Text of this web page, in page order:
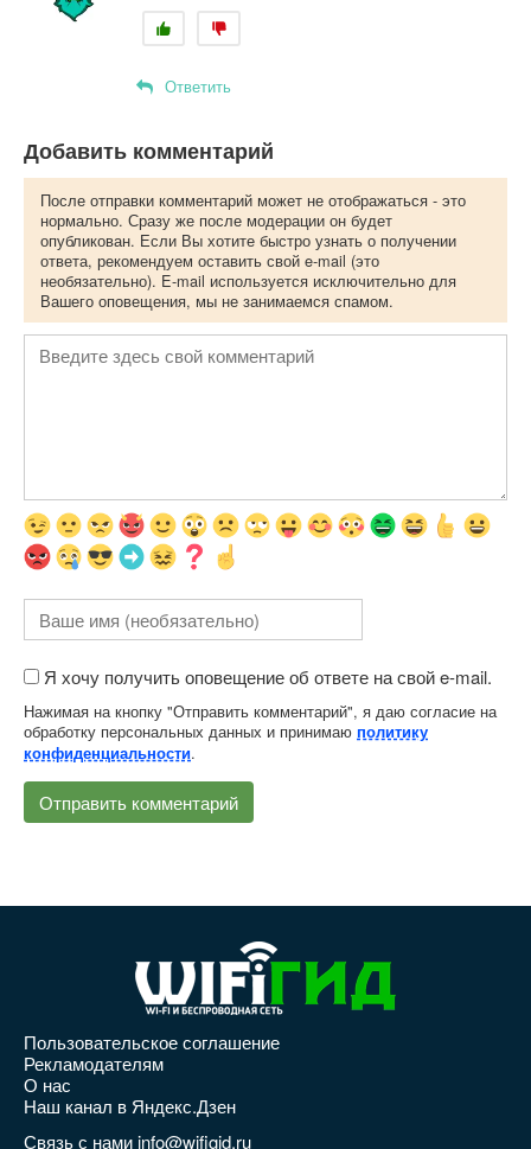
Ответить
Добавить комментарий
После отправки комментарий может не отображаться - это
нормально. Сразу же после модерации он будет
опубликован. Если Вы хотите быстро узнать о получении
ответа, рекомендуем оставить свой e-mail (это
необязательно). E-mail используется исключительно для
Вашего оповещения, мы не занимаемся спамом.
Я хочу получить оповещение об ответе на свой e-mail.
Нажимая на кнопку "Отправить комментарий", я даю согласие на
обработку персональных данных и принимаю политику
конфиденциальности.
Пользовательское соглашение
Рекламодателям
О нас
Наш канал в Яндекс.Дзен
Связь с нами info@wifigid.ru